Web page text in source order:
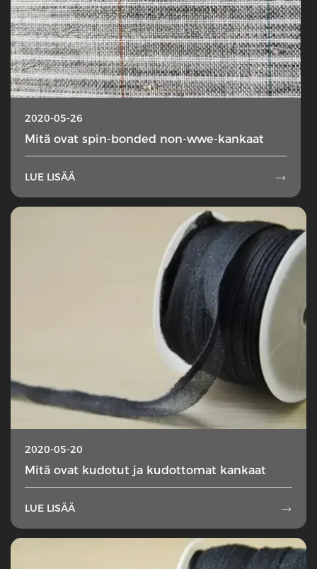
2020-05-26
Mitä ovat spin-bonded non-wwe-kankaat
LUE LISÄÄ 
2020-05-20
Mitä ovat kudotut ja kudottomat kankaat
LUE LISÄÄ 